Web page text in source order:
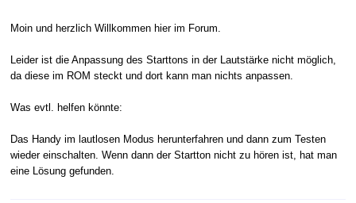
Moin und herzlich Willkommen hier im Forum.
Leider ist die Anpassung des Starttons in der Lautstärke nicht möglich,
da diese im ROM steckt und dort kann man nichts anpassen.
Was evtl. helfen könnte:
Das Handy im lautlosen Modus herunterfahren und dann zum Testen
wieder einschalten. Wenn dann der Startton nicht zu hören ist, hat man
eine Lösung gefunden.